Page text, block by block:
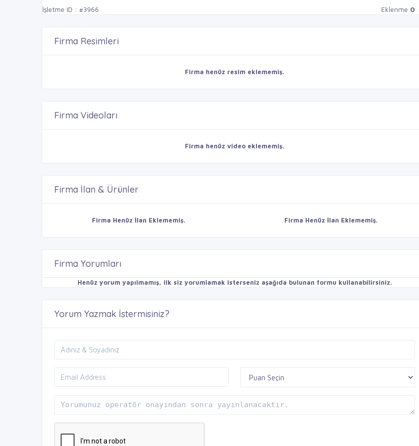
İşletme ID : #3966 Eklenme 0
Firma Resimleri
Firma henüz resim eklememiş.
Firma Videoları
Firma henüz video eklememiş.
Firma İlan & Ürünler
Firma Henüz İlan Eklememiş. Firma Henüz İlan Eklememiş.
Firma Yorumları
Henüz yorum yapılmamış, ilk siz yorumlamak isterseniz aşağıda bulunan formu kullanabilirsiniz.
Yorum Yazmak İstermisiniz?